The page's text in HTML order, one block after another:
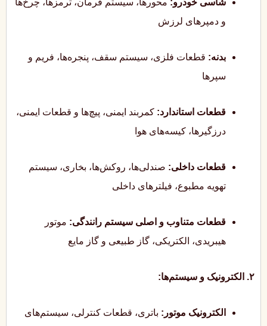
شاسی خودرو: محورها، سیستم فرمان، ترمزها، چرخ‌ها
و دمپرهای لرزش
بدنه: قطعات فلزی، سیستم سقف، پنجره‌ها، فریم و
سپرها
قطعات استاندارد: کمربند ایمنی، پیچ‌ها و قطعات ایمنی،
درزگیرها، کیسه‌های هوا
قطعات داخلی: صندلی‌ها، روکش‌ها، بخاری، سیستم
تهویه مطبوع، فیلترهای داخلی
قطعات متناوب و اصلی سیستم رانندگی: موتور
هیبریدی، الکتریکی، گاز طبیعی و گاز مایع
۲. الکترونیک و سیستم‌ها:
الکترونیک موتور: باتری، قطعات کنترلی، سیستم‌های